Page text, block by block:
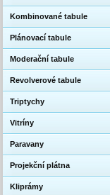
Kombinované tabule
Plánovací tabule
Moderační tabule
Revolverové tabule
Triptychy
Vitríny
Paravany
Projekční plátna
Kliprámy